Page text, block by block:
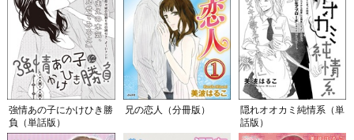
強情あの子にかけひき勝
負（単話版）
兄の恋人（分冊版）
隠れオオカミ純情系（単
話版）